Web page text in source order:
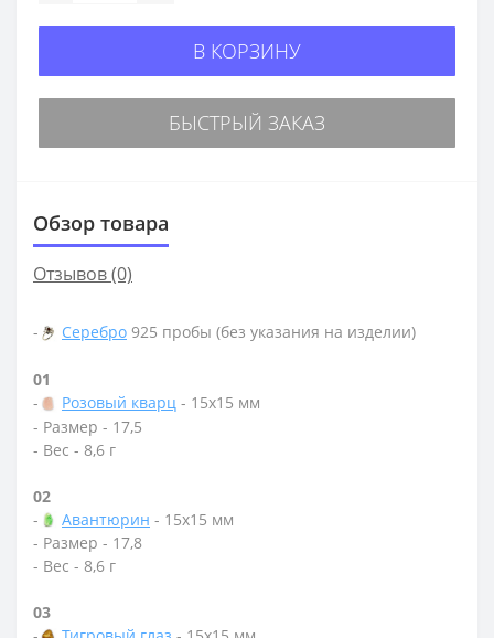
В КОРЗИНУ
БЫСТРЫЙ ЗАКАЗ
Обзор товара
Отзывов (0)
- Серебро 925 пробы (без указания на изделии)
01
-
Розовый кварц - 15х15 мм
- Размер - 17,5
- Вес - 8,6 г
02
-
Авантюрин - 15х15 мм
- Размер - 17,8
- Вес - 8,6 г
03